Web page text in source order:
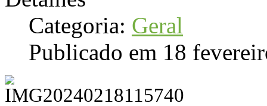
Categoria: Geral
Publicado em 18